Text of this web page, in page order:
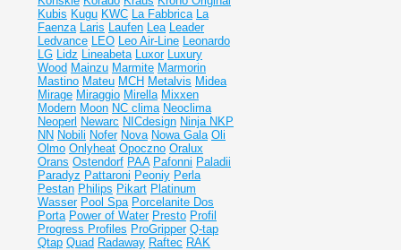
Kubis Kugu KWC La Fabbrica La
Faenza Laris Laufen Lea Leader
Ledvance LEO Leo Air-Line Leonardo
LG Lidz Lineabeta Luxor Luxury
Wood Mainzu Marmite Marmorin
Mastino Mateu MCH Metalvis Midea
Mirage Miraggio Mirella Mixxen
Modern Moon NC clima Neoclima
Neoperl Newarc NICdesign Ninja NKP
NN Nobili Nofer Nova Nowa Gala Oli
Olmo Onlyheat Opoczno Oralux
Orans Ostendorf PAA Pafonni Paladii
Paradyz Pattaroni Peoniy Perla
Pestan Philips Pikart Platinum
Wasser Pool Spa Porcelanite Dos
Porta Power of Water Presto Profil
Progress Profiles ProGripper Q-tap
Qtap Quad Radaway Raftec RAK